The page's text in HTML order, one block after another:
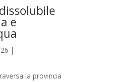
e
|
la provincia